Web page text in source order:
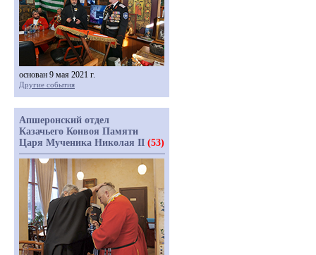
основан 9 мая 2021 г.
Другие события
Апшеронский отдел
Казачьего Конвоя Памяти
Царя Мученика Николая II (53)